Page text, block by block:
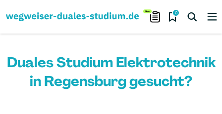
0
Duales Studium Elektrotechnik
in Regensburg gesucht?